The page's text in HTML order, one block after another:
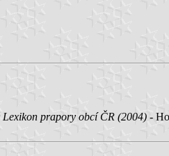
prapory obcí ČR (2004) -